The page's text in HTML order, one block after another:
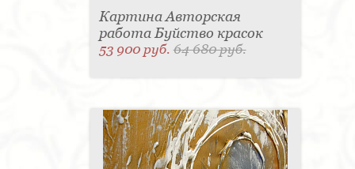
Картина Авторская
работа Буйство красок
53 900 руб.64 680 руб.